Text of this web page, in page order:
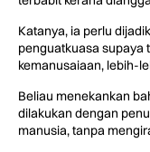
Katanya, ia perlu
penguatkuasa supaya
kemanusaiaan, lebih-
Beliau menekankan
dilakukan dengan
manusia, tanpa